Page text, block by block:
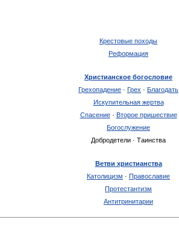
Крестовые походы
Реформация
Христианское богословие
Грехопадение · Грех · Благодать
Искупительная жертва
Спасение· Второе пришествие
Богослужение
Добродетели · Таинства
Ветви христианства
Католицизм · Православие
Протестантизм
Антитринитарии